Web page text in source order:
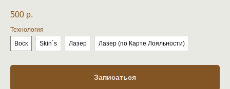
500 р.
Технология
Воск
Skin`s Лазер Лазер (по Карте Лояльности)
Записаться